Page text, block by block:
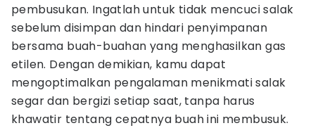
pembusukan. Ingatlah untuk tidak mencuci salak
sebelum disimpan dan hindari penyimpanan
bersama buah-buahan yang menghasilkan gas
etilen. Dengan demikian, kamu dapat
mengoptimalkan pengalaman menikmati salak
segar dan bergizi setiap saat, tanpa harus
khawatir tentang cepatnya buah ini membusuk.